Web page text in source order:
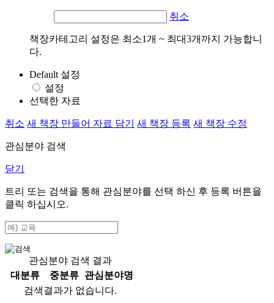
취소
책장카테고리 설정은 최소1개 ~ 최대3개까지 가능합니
다.
Default 설정
설정
선택한 자료
취소 새 책장 만들어 자료 담기 새 책장 등록 새 책장 수정
관심분야 검색
닫기
트리 또는 검색을 통해 관심분야를 선택 하신 후 등록 버튼을
클릭 하십시오.
관심분야 검색 결과
대분류
중분류
관심분야명
검색결과가 없습니다.